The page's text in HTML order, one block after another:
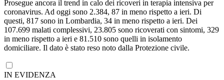
Prosegue ancora il trend in calo dei ricoveri in terapia intensiva per
coronavirus. Ad oggi sono 2.384, 87 in meno rispetto a ieri. Di
questi, 817 sono in Lombardia, 34 in meno rispetto a ieri. Dei
107.699 malati complessivi, 23.805 sono ricoverati con sintomi, 329
in meno rispetto a ieri e 81.510 sono quelli in isolamento
domiciliare. Il dato è stato reso noto dalla Protezione civile.
IN EVIDENZA